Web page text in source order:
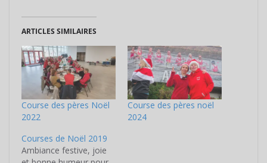
ARTICLES SIMILAIRES
Course des pères Noël
2022
Course des pères noël
2024
Courses de Noël 2019
Ambiance festive, joie